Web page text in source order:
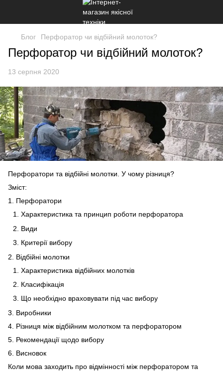
Блог Перфоратор чи відбійний молоток?
Перфоратор чи відбійний молоток?
13 серпня 2020
Перфоратори та відбійні молотки. У чому різниця?
Зміст:
1. Перфоратори
Характеристика та принцип роботи перфоратора
Види
Критерії вибору
2. Відбійні молотки
Характеристика відбійних молотків
Класифікація
Що необхідно враховувати під час вибору
3. Виробники
4. Різниця між відбійним молотком та перфоратором
5. Рекомендації щодо вибору
6. Висновок
Коли мова заходить про відмінності між перфоратором та